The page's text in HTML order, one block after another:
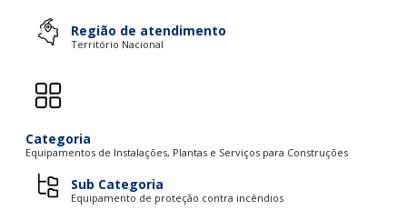
Região de atendimento
Território Nacional
Categoria
Equipamentos de Instalações, Plantas e Serviços para Construções
Sub Categoria
Equipamento de proteção contra incêndios